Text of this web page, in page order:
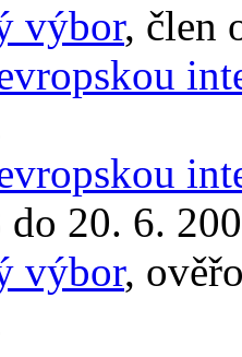
výbor, člen
do 20. 6.
výbor,